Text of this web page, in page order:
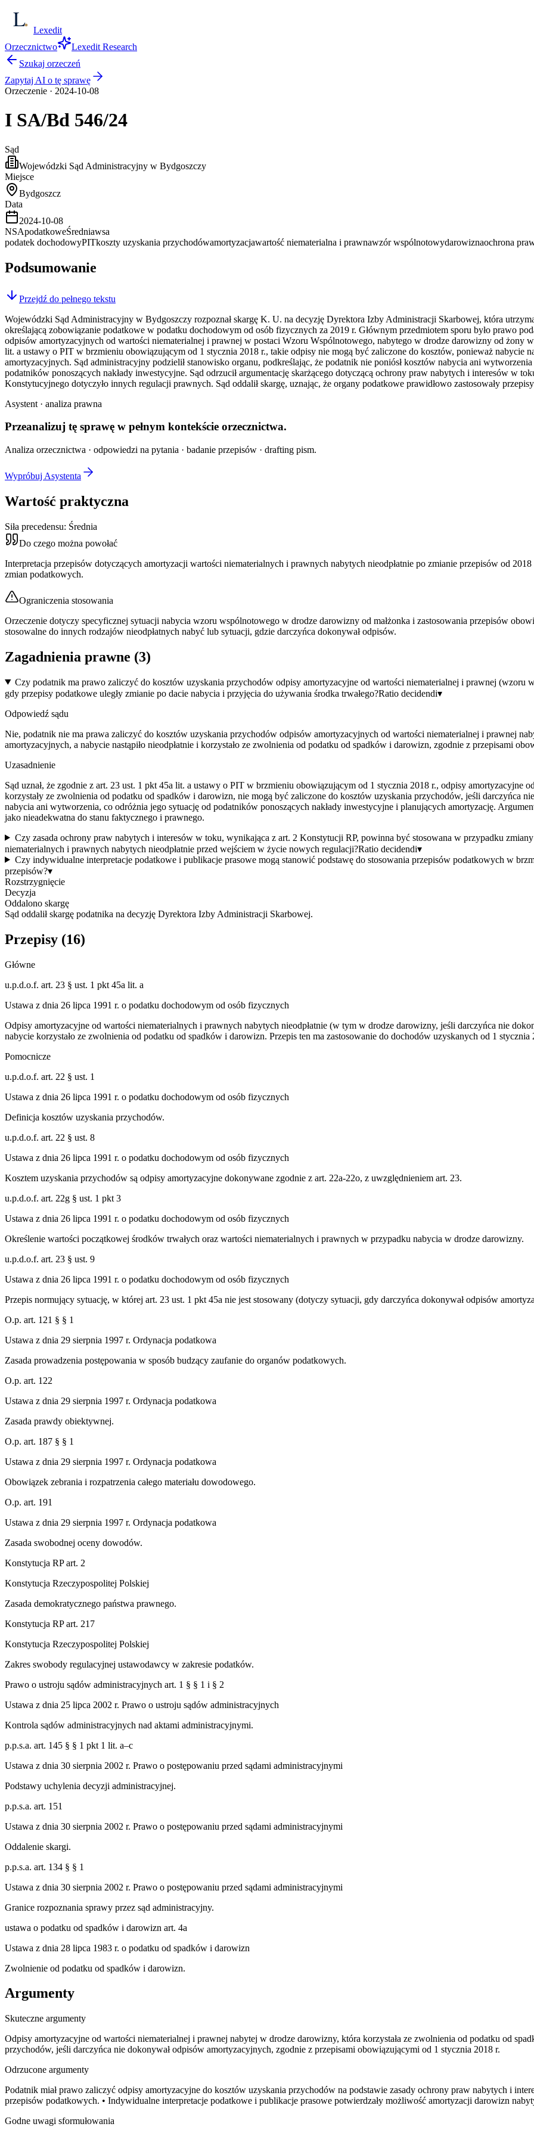
Lexedit
Orzecznictwo
Lexedit Research
Szukaj orzeczeń
Zapytaj AI o tę sprawę
Orzeczenie · 2024-10-08
I SA/Bd 546/24
Sąd
Wojewódzki Sąd Administracyjny w Bydgoszczy
Miejsce
Bydgoszcz
Data
2024-10-08
NSApodatkoweŚredniawsa
podatek dochodowyPITkoszty uzyskania przychodówamortyzacjawartość niematerialna i prawnawzór wspólnotowydarowiznaochrona
Podsumowanie
Przejdź do pełnego tekstu
Wojewódzki Sąd Administracyjny w Bydgoszczy rozpoznał skargę K. U. na decyzję Dyrektora Izby Administracji Skarbowej, która
określającą zobowiązanie podatkowe w podatku dochodowym od osób fizycznych za 2019 r. Głównym przedmiotem sporu było prawo
odpisów amortyzacyjnych od wartości niematerialnej i prawnej w postaci Wzoru Wspólnotowego, nabytego w drodze darowizny od żony
lit. a ustawy o PIT w brzmieniu obowiązującym od 1 stycznia 2018 r., takie odpisy nie mogą być zaliczone do kosztów, ponieważ nabycie
amortyzacyjnych. Sąd administracyjny podzielił stanowisko organu, podkreślając, że podatnik nie poniósł kosztów nabycia ani
podatników ponoszących nakłady inwestycyjne. Sąd odrzucił argumentację skarżącego dotyczącą ochrony praw nabytych i interesów w
Konstytucyjnego dotyczyło innych regulacji prawnych. Sąd oddalił skargę, uznając, że organy podatkowe prawidłowo zastosowały
Asystent · analiza prawna
Przeanalizuj tę sprawę w pełnym kontekście orzecznictwa.
Analiza orzecznictwa · odpowiedzi na pytania · badanie przepisów · drafting pism.
Wypróbuj Asystenta
Wartość praktyczna
Siła precedensu: Średnia
Do czego można powołać
Interpretacja przepisów dotyczących amortyzacji wartości niematerialnych i prawnych nabytych nieodpłatnie po zmianie przepisów od
zmian podatkowych.
Ograniczenia stosowania
Orzeczenie dotyczy specyficznej sytuacji nabycia wzoru wspólnotowego w drodze darowizny od małżonka i zastosowania przepisów
stosowalne do innych rodzajów nieodpłatnych nabyć lub sytuacji, gdzie darczyńca dokonywał odpisów.
Zagadnienia prawne (3)
Czy podatnik ma prawo zaliczyć do kosztów uzyskania przychodów odpisy amortyzacyjne od wartości niematerialnej i prawnej (wzoru
gdy przepisy podatkowe uległy zmianie po dacie nabycia i przyjęcia do używania środka trwałego?Ratio decidendi▾
Odpowiedź sądu
Nie, podatnik nie ma prawa zaliczyć do kosztów uzyskania przychodów odpisów amortyzacyjnych od wartości niematerialnej i prawnej
amortyzacyjnych, a nabycie nastąpiło nieodpłatnie i korzystało ze zwolnienia od podatku od spadków i darowizn, zgodnie z przepisami
Uzasadnienie
Sąd uznał, że zgodnie z art. 23 ust. 1 pkt 45a lit. a ustawy o PIT w brzmieniu obowiązującym od 1 stycznia 2018 r., odpisy amortyzacyjne
korzystały ze zwolnienia od podatku od spadków i darowizn, nie mogą być zaliczone do kosztów uzyskania przychodów, jeśli darczyńca
nabycia ani wytworzenia, co odróżnia jego sytuację od podatników ponoszących nakłady inwestycyjne i planujących amortyzację.
jako nieadekwatna do stanu faktycznego i prawnego.
Czy zasada ochrony praw nabytych i interesów w toku, wynikająca z art. 2 Konstytucji RP, powinna być stosowana w przypadku
niematerialnych i prawnych nabytych nieodpłatnie przed wejściem w życie nowych regulacji?Ratio decidendi▾
Czy indywidualne interpretacje podatkowe i publikacje prasowe mogą stanowić podstawę do stosowania przepisów podatkowych w
przepisów?▾
Rozstrzygnięcie
Decyzja
Oddalono skargę
Sąd oddalił skargę podatnika na decyzję Dyrektora Izby Administracji Skarbowej.
Przepisy (16)
Główne
u.p.d.o.f. art. 23 § ust. 1 pkt 45a lit. a
Ustawa z dnia 26 lipca 1991 r. o podatku dochodowym od osób fizycznych
Odpisy amortyzacyjne od wartości niematerialnych i prawnych nabytych nieodpłatnie (w tym w drodze darowizny, jeśli darczyńca nie
nabycie korzystało ze zwolnienia od podatku od spadków i darowizn. Przepis ten ma zastosowanie do dochodów uzyskanych od 1 stycznia
Pomocnicze
u.p.d.o.f. art. 22 § ust. 1
Ustawa z dnia 26 lipca 1991 r. o podatku dochodowym od osób fizycznych
Definicja kosztów uzyskania przychodów.
u.p.d.o.f. art. 22 § ust. 8
Ustawa z dnia 26 lipca 1991 r. o podatku dochodowym od osób fizycznych
Kosztem uzyskania przychodów są odpisy amortyzacyjne dokonywane zgodnie z art. 22a-22o, z uwzględnieniem art. 23.
u.p.d.o.f. art. 22g § ust. 1 pkt 3
Ustawa z dnia 26 lipca 1991 r. o podatku dochodowym od osób fizycznych
Określenie wartości początkowej środków trwałych oraz wartości niematerialnych i prawnych w przypadku nabycia w drodze darowizny.
u.p.d.o.f. art. 23 § ust. 9
Ustawa z dnia 26 lipca 1991 r. o podatku dochodowym od osób fizycznych
Przepis normujący sytuację, w której art. 23 ust. 1 pkt 45a nie jest stosowany (dotyczy sytuacji, gdy darczyńca dokonywał odpisów
O.p. art. 121 § § 1
Ustawa z dnia 29 sierpnia 1997 r. Ordynacja podatkowa
Zasada prowadzenia postępowania w sposób budzący zaufanie do organów podatkowych.
O.p. art. 122
Ustawa z dnia 29 sierpnia 1997 r. Ordynacja podatkowa
Zasada prawdy obiektywnej.
O.p. art. 187 § § 1
Ustawa z dnia 29 sierpnia 1997 r. Ordynacja podatkowa
Obowiązek zebrania i rozpatrzenia całego materiału dowodowego.
O.p. art. 191
Ustawa z dnia 29 sierpnia 1997 r. Ordynacja podatkowa
Zasada swobodnej oceny dowodów.
Konstytucja RP art. 2
Konstytucja Rzeczypospolitej Polskiej
Zasada demokratycznego państwa prawnego.
Konstytucja RP art. 217
Konstytucja Rzeczypospolitej Polskiej
Zakres swobody regulacyjnej ustawodawcy w zakresie podatków.
Prawo o ustroju sądów administracyjnych art. 1 § § 1 i § 2
Ustawa z dnia 25 lipca 2002 r. Prawo o ustroju sądów administracyjnych
Kontrola sądów administracyjnych nad aktami administracyjnymi.
p.p.s.a. art. 145 § § 1 pkt 1 lit. a–c
Ustawa z dnia 30 sierpnia 2002 r. Prawo o postępowaniu przed sądami administracyjnymi
Podstawy uchylenia decyzji administracyjnej.
p.p.s.a. art. 151
Ustawa z dnia 30 sierpnia 2002 r. Prawo o postępowaniu przed sądami administracyjnymi
Oddalenie skargi.
p.p.s.a. art. 134 § § 1
Ustawa z dnia 30 sierpnia 2002 r. Prawo o postępowaniu przed sądami administracyjnymi
Granice rozpoznania sprawy przez sąd administracyjny.
ustawa o podatku od spadków i darowizn art. 4a
Ustawa z dnia 28 lipca 1983 r. o podatku od spadków i darowizn
Zwolnienie od podatku od spadków i darowizn.
Argumenty
Skuteczne argumenty
Odpisy amortyzacyjne od wartości niematerialnej i prawnej nabytej w drodze darowizny, która korzystała ze zwolnienia od podatku od
przychodów, jeśli darczyńca nie dokonywał odpisów amortyzacyjnych, zgodnie z przepisami obowiązującymi od 1 stycznia 2018 r.
Odrzucone argumenty
Podatnik miał prawo zaliczyć odpisy amortyzacyjne do kosztów uzyskania przychodów na podstawie zasady ochrony praw nabytych i
przepisów podatkowych. • Indywidualne interpretacje podatkowe i publikacje prasowe potwierdzały możliwość amortyzacji darowizn
Godne uwagi sformułowania